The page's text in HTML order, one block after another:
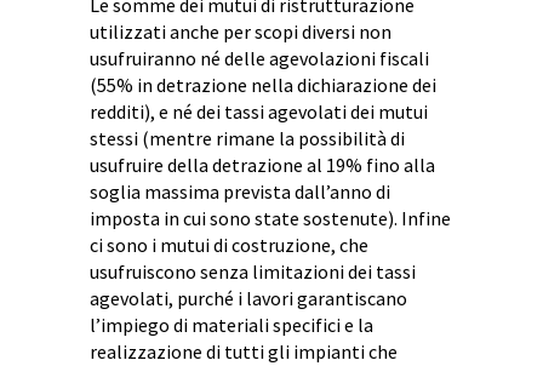
Le somme dei mutui di ristrutturazione
utilizzati anche per scopi diversi non
usufruiranno né delle agevolazioni fiscali
(55% in detrazione nella dichiarazione dei
redditi), e né dei tassi agevolati dei mutui
stessi (mentre rimane la possibilità di
usufruire della detrazione al 19% fino alla
soglia massima prevista dall’anno di
imposta in cui sono state sostenute). Infine
ci sono i mutui di costruzione, che
usufruiscono senza limitazioni dei tassi
agevolati, purché i lavori garantiscano
l’impiego di materiali specifici e la
realizzazione di tutti gli impianti che